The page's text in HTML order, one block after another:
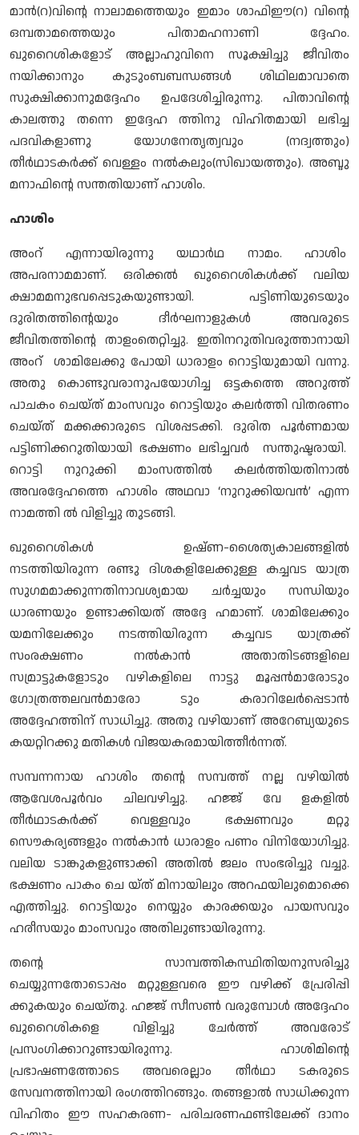
മാന്‍(റ)വിന്റെ നാലാമത്തെയും ഇമാം ശാഫിഈ(റ) വിന്റെ
ഒമ്പതാമത്തെയും പിതാമഹനാണി ദ്ദേഹം.
ഖുറൈശികളോട് അല്ലാഹുവിനെ സൂക്ഷിച്ചു ജീവിതം
നയിക്കാനും കുടുംബബന്ധങ്ങള്‍ ശിഥിലമാവാതെ
സുക്ഷിക്കാനുമദ്ദേഹം ഉപദേശിച്ചിരുന്നു. പിതാവിന്റെ
കാലത്തു തന്നെ ഇദ്ദേഹ ത്തിനു വിഹിതമായി ലഭിച്ച
പദവികളാണു യോഗനേതൃത്വവും (നദ്വത്തും)
തീര്‍ഥാടകര്‍ക്ക് വെള്ളം നല്‍കലും(സിഖായത്തും). അബ്ദു
മനാഫിന്റെ സന്തതിയാണ് ഹാശിം.
ഹാശിം
അംറ് എന്നായിരുന്നു യഥാര്‍ഥ നാമം. ഹാശിം
അപരനാമമാണ്. ഒരിക്കല്‍ ഖുറൈശികള്‍ക്ക് വലിയ
ക്ഷാമമനുഭവപ്പെടുകയുണ്ടായി. പട്ടിണിയുടെയും
ദുരിതത്തിന്റെയും ദീര്‍ഘനാളുകള്‍ അവരുടെ
ജീവിതത്തിന്റെ താളംതെറ്റിച്ചു. ഇതിനറുതിവരുത്താനായി
അംറ് ശാമിലേക്കു പോയി ധാരാളം റൊട്ടിയുമായി വന്നു.
അതു കൊണ്ടുവരാനുപയോഗിച്ച ഒട്ടകത്തെ അറുത്ത്
പാചകം ചെയ്ത് മാംസവും റൊട്ടിയും കലര്‍ത്തി വിതരണം
ചെയ്ത് മക്കക്കാരുടെ വിശപ്പടക്കി. ദുരിത പൂര്‍ണമായ
പട്ടിണിക്കറുതിയായി ഭക്ഷണം ലഭിച്ചവര്‍ സന്തുഷ്ടരായി.
റൊട്ടി നുറുക്കി മാംസത്തില്‍ കലര്‍ത്തിയതിനാല്‍
അവരദ്ദേഹത്തെ ഹാശിം അഥവാ ‘നുറുക്കിയവന്‍’ എന്ന
നാമത്തി ല്‍ വിളിച്ചു തുടങ്ങി.
ഖുറൈശികള്‍ ഉഷ്ണ-ശൈത്യകാലങ്ങളില്‍
നടത്തിയിരുന്ന രണ്ടു ദിശകളിലേക്കുള്ള കച്ചവട യാത്ര
സുഗമമാക്കുന്നതിനാവശ്യമായ ചര്‍ച്ചയും സന്ധിയും
ധാരണയും ഉണ്ടാക്കിയത് അദ്ദേ ഹമാണ്. ശാമിലേക്കും
യമനിലേക്കും നടത്തിയിരുന്ന കച്ചവട യാത്രക്ക്
സംരക്ഷണം നല്‍കാന്‍ അതാതിടങ്ങളിലെ
സമ്രാട്ടുകളോടും വഴികളിലെ നാട്ടു മൂപ്പന്‍മാരോടും
ഗോത്രത്തലവന്‍മാരോ ടും കരാറിലേര്‍പ്പെടാന്‍
അദ്ദേഹത്തിന് സാധിച്ചു. അതു വഴിയാണ് അറേബ്യയുടെ
കയറ്റിറക്കു മതികള്‍ വിജയകരമായിത്തീര്‍ന്നത്.
സമ്പന്നനായ ഹാശിം തന്റെ സമ്പത്ത് നല്ല വഴിയില്‍
ആവേശപൂര്‍വം ചിലവഴിച്ചു. ഹജ്ജ് വേ ളകളില്‍
തീര്‍ഥാടകര്‍ക്ക് വെള്ളവും ഭക്ഷണവും മറ്റു
സൌകര്യങ്ങളും നല്‍കാന്‍ ധാരാളം പണം വിനിയോഗിച്ചു.
വലിയ ടാങ്കുകളുണ്ടാക്കി അതില്‍ ജലം സംഭരിച്ചു വച്ചു.
ഭക്ഷണം പാകം ചെ യ്ത് മിനായിലും അറഫയിലുമൊക്കെ
എത്തിച്ചു. റൊട്ടിയും നെയ്യും കാരക്കയും പായസവും
ഹരീസയും മാംസവും അതിലുണ്ടായിരുന്നു.
തന്റെ സാമ്പത്തികസ്ഥിതിയനുസരിച്ചു
ചെയ്യുന്നതോടൊപ്പം മറ്റുള്ളവരെ ഈ വഴിക്ക് പ്രേരിപ്പി
ക്കുകയും ചെയ്തു. ഹജ്ജ് സീസണ്‍ വരുമ്പോള്‍ അദ്ദേഹം
ഖുറൈശികളെ വിളിച്ചു ചേര്‍ത്ത് അവരോട്
പ്രസംഗിക്കാറുണ്ടായിരുന്നു. ഹാശിമിന്റെ
പ്രഭാഷണത്തോടെ അവരെല്ലാം തീര്‍ഥാ ടകരുടെ
സേവനത്തിനായി രംഗത്തിറങ്ങും. തങ്ങളാല്‍ സാധിക്കുന്ന
വിഹിതം ഈ സഹകരണ- പരിചരണഫണ്ടിലേക്ക് ദാനം